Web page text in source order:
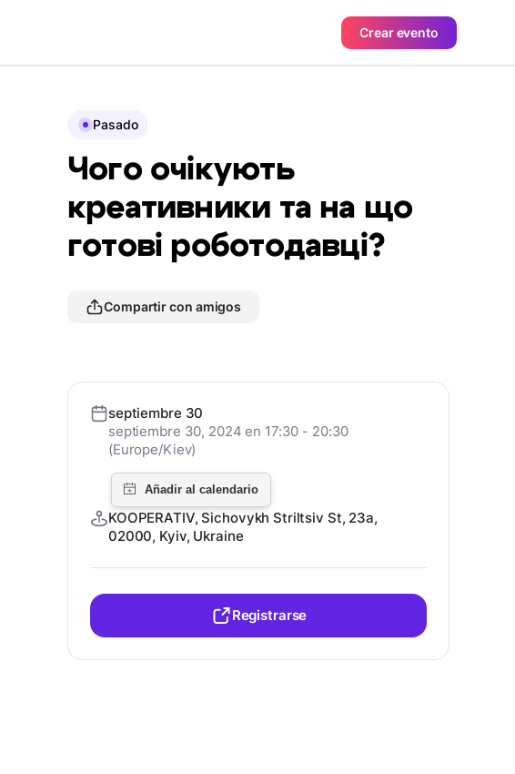
Crear evento
Pasado
Чого очікують
креативники та на що
готові роботодавці?
Compartir con amigos
septiembre 30
septiembre 30, 2024 en 17:30 - 20:30
(Europe/Kiev)
KOOPERATIV, Sichovykh Striltsiv St, 23a,
02000, Kyiv, Ukraine
Registrarse